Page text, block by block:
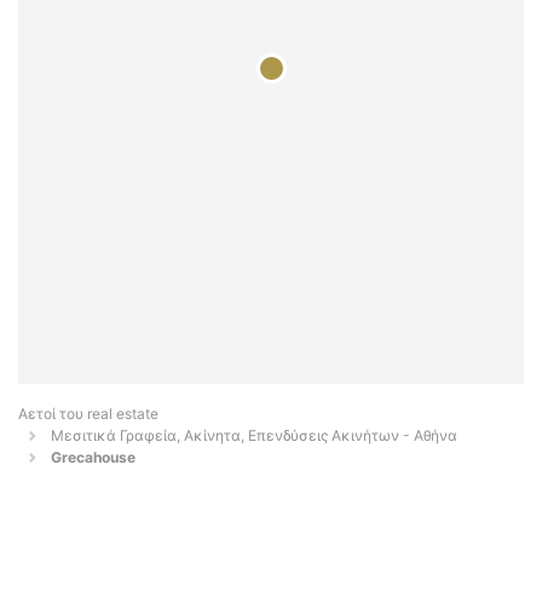
Αετοί του real estate
Μεσιτικά Γραφεία, Ακίνητα, Επενδύσεις Ακινήτων - Αθήνα
Grecahouse